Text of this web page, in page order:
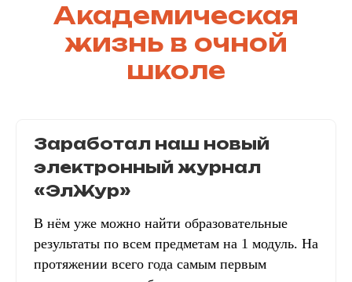
Академическая
жизнь в очной
школе
Заработал наш новый
электронный журнал
«ЭлЖур»
В нём уже можно найти образовательные
результаты по всем предметам на 1 модуль. На
протяжении всего года самым первым